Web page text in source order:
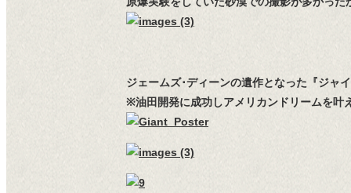
ジェームズ･ディーンの遺作となった『ジャ
※油田開発に成功しアメリカンドリームを叶